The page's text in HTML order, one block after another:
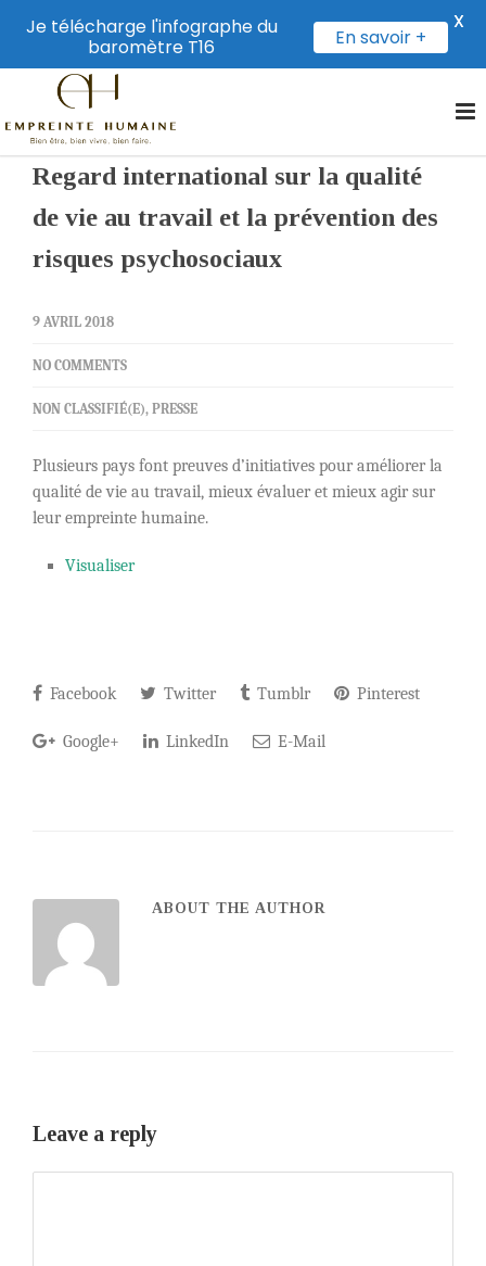
Regard international sur la qualité
de vie au travail et la prévention des
risques psychosociaux
9 AVRIL 2018
NO COMMENTS
NON CLASSIFIÉ(E), PRESSE
Plusieurs pays font preuves d’initiatives pour améliorer la
qualité de vie au travail, mieux évaluer et mieux agir sur
leur empreinte humaine.
Visualiser
Facebook Twitter Tumblr Pinterest
Google+ LinkedIn E-Mail
ABOUT THE AUTHOR
Leave a reply
Je télécharge l'infographe du
baromètre T16
En savoir +
X